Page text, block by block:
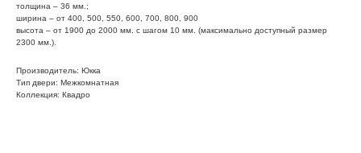
толщина – 36 мм.;
ширина – от 400, 500, 550, 600, 700, 800, 900
высота – от 1900 до 2000 мм. с шагом 10 мм. (максимально доступный размер
2300 мм.).
Производитель: Юкка
Тип двери: Межкомнатная
Коллекция: Квадро